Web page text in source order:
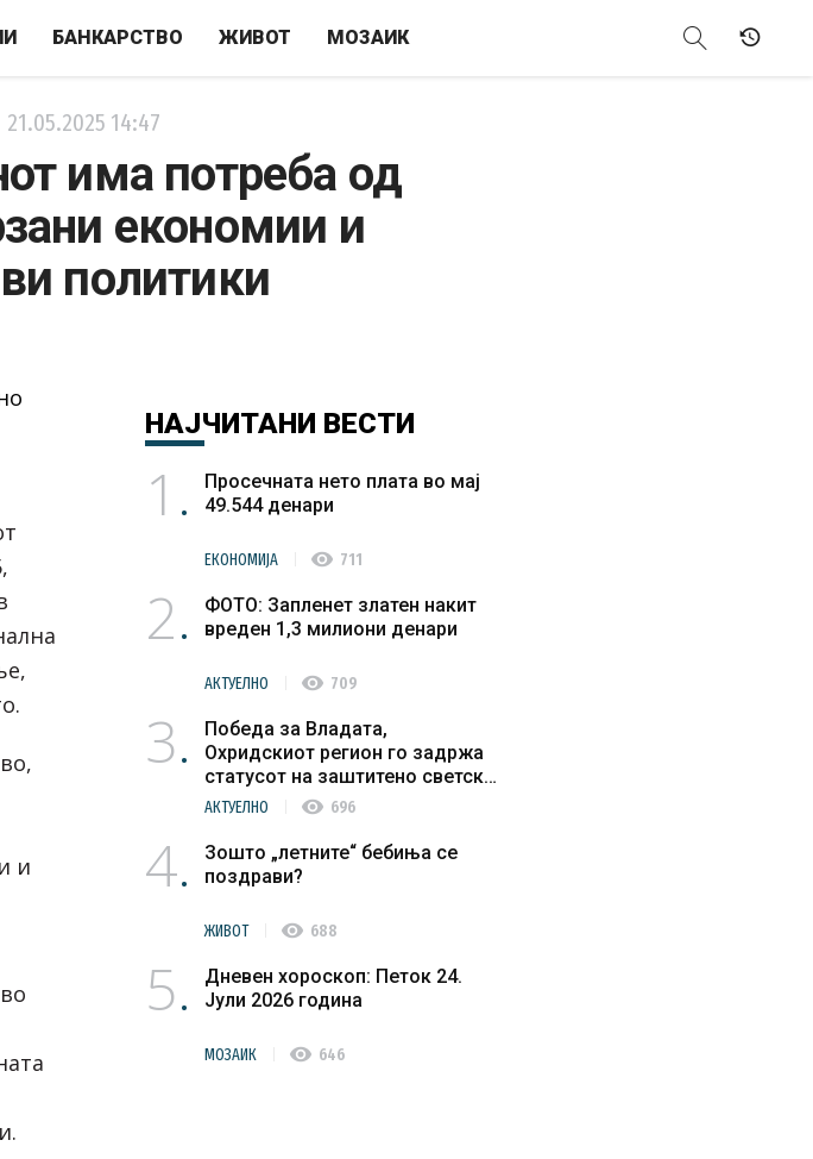
БАНКАРСТВО ЖИВОТ МОЗАИК
21.05.2025 14:47
има потреба од
економии и
политики
и
НАЈЧИТАНИ ВЕСТИ
1
Просечната нето плата во мај
49.544 денари
ЕКОНОМИЈА visibility 711
2
ФОТО: Запленет златен накит
вреден 1,3 милиони денари
АКТУЕЛНО visibility 709
3
Победа за Владата,
Охридскиот регион го задржа
статусот на заштитено светско
културно наследство
АКТУЕЛНО visibility 696
4
Зошто „летните“ бебиња се
поздрави?
ЖИВОТ visibility 688
5
Дневен хороскоп: Петок 24.
Јули 2026 година
МОЗАИК visibility 646